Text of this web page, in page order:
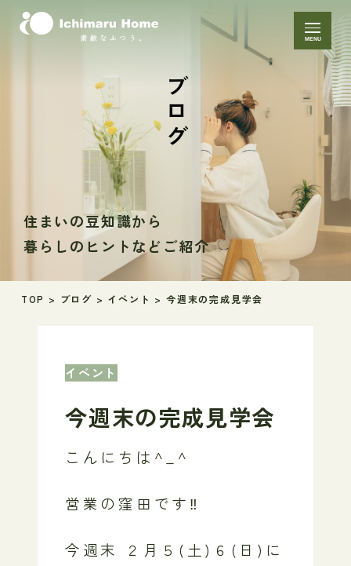
MENU
ブログ
住まいの豆知識から
暮らしのヒントなどご紹介
TOP > ブログ > イベント > 今週末の完成見学会
イベント
今週末の完成見学会
こんにちは^_^
営業の窪田です‼
今週末 ２月５(土)６(日)に